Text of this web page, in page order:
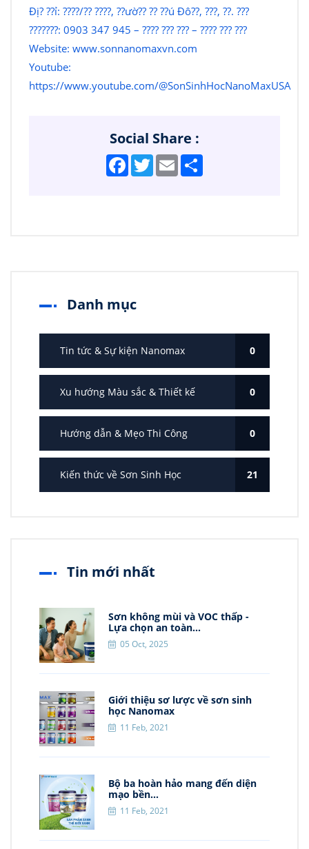
Đị? ??ỉ: ????/?? ????, ??ườ?? ?? ??ú Đô??, ???, ??. ???
???????: 0903 347 945 – ???? ??? ??? – ???? ??? ???
Website: www.sonnanomaxvn.com
Youtube:
https://www.youtube.com/@SonSinhHocNanoMaxUSA
Social Share :
Facebook
TwitterEmail
Danh mục
Tin tức & Sự kiện Nanomax 0
Xu hướng Màu sắc & Thiết kế 0
Hướng dẫn & Mẹo Thi Công 0
Kiến thức về Sơn Sinh Học 21
Tin mới nhất
Sơn không mùi và VOC thấp -
Lựa chọn an toàn...
05 Oct, 2025
Giới thiệu sơ lược về sơn sinh
học Nanomax
11 Feb, 2021
Bộ ba hoàn hảo mang đến diện
mạo bền...
11 Feb, 2021